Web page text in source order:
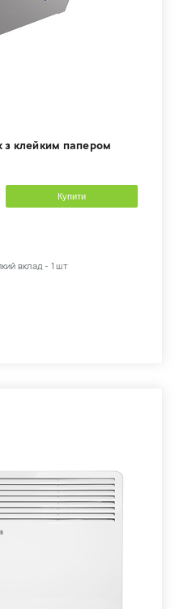
з клейким папером
Купити
вклад - 1 шт